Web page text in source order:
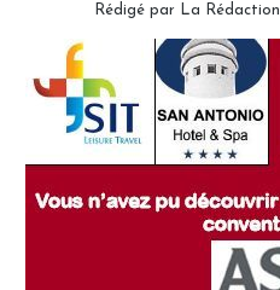
Rédigé par La Rédaction